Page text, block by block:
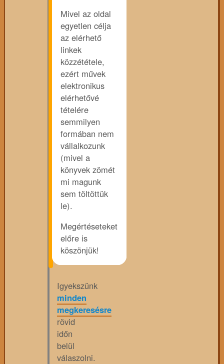
Mivel az oldal
egyetlen célja
az elérhető
linkek
közzététele,
ezért művek
elektronikus
elérhetővé
tételére
semmilyen
formában nem
vállalkozunk
(mivel a
könyvek zömét
mi magunk
sem töltöttük
le).
Megértéseteket
előre is
köszönjük!
Igyekszünk
minden
megkeresésre
rövid
időn
belül
válaszolni.